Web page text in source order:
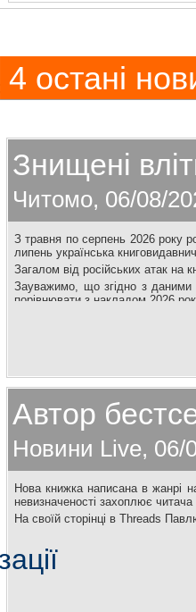
4 остані
Знищені
Читомо, 06/08/
З травня по серпень 2026 року
липень українська
Загалом від російських атак на
Зауважимо, що згідно з даними
порівнювати з накладом 2026
Автор
Новини Live, 06/
Нова книжка написана в жанрі
невизначеності захоплює
На своїй сторінці в Threads